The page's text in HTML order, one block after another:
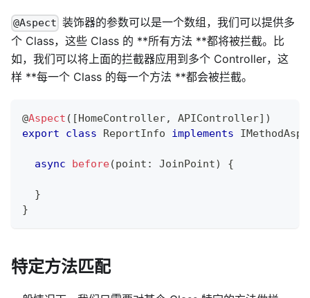
@Aspect 装饰器的参数可以是一个数组，我们可以提供多
个 Class，这些 Class 的 **所有方法 **都将被拦截。比
如，我们可以将上面的拦截器应用到多个 Controller，这
样 **每一个 Class 的每一个方法 **都会被拦截。
@Aspect ( [ HomeController, APIController] )
export
class ReportInfo implements
async before(point : JoinPoint) {
}
}
特定方法匹配